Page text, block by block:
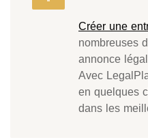
Créer une
nombreuses
annonce
Avec
en quelques
dans les